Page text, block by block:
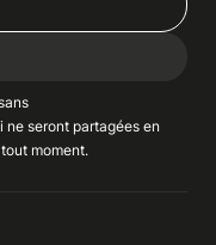
ne seront partagées en
moment.